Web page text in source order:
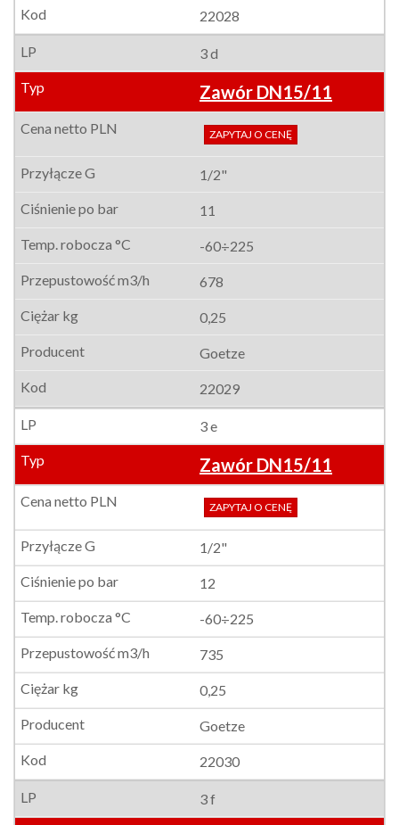
22028
3 d
Zawór DN15/11
ZAPYTAJ O CENĘ
1/2"
11
-60÷225
678
0,25
Goetze
22029
3 e
Zawór DN15/11
ZAPYTAJ O CENĘ
1/2"
12
-60÷225
735
0,25
Goetze
22030
3 f